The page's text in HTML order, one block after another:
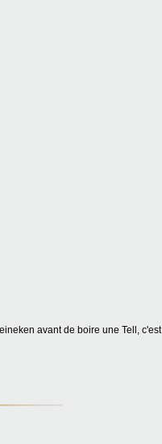
avant de boire une Tell, c'est